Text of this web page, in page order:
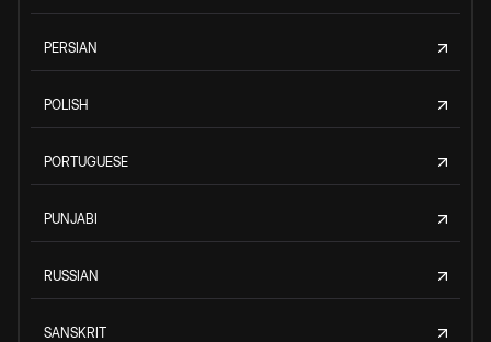
PERSIAN
POLISH
PORTUGUESE
PUNJABI
RUSSIAN
SANSKRIT